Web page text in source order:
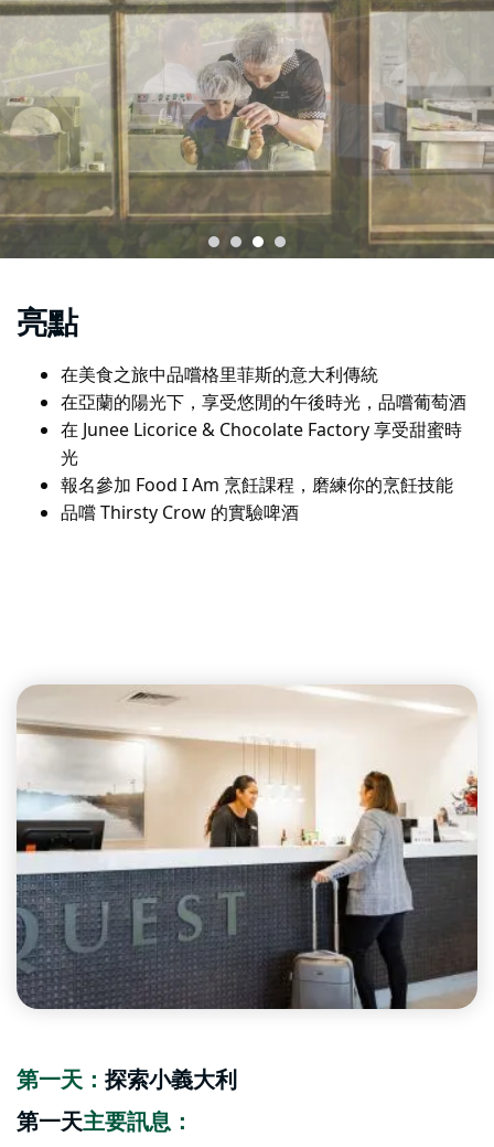
亮點
在美食之旅中品嚐格里菲斯的意大利傳統
在亞蘭的陽光下，享受悠閒的午後時光，品嚐葡萄酒
在 Junee Licorice & Chocolate Factory 享受甜蜜時
光
報名參加 Food I Am 烹飪課程，磨練你的烹飪技能
品嚐 Thirsty Crow 的實驗啤酒
第一天： 探索小義大利
第一天主要訊息：